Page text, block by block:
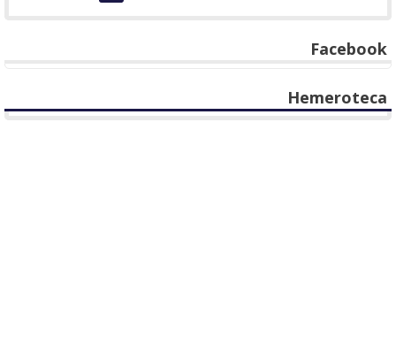
Facebook
Hemeroteca